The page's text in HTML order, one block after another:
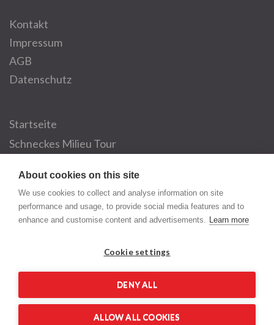
Kontakt
Impressum
AGB
Datenschutz
Startseite
Schneckes Milieu Tour
Über Schnecke
Partner
About cookies on this site
We use cookies to collect and analyse information on site
performance and usage, to provide social media features and to
enhance and customise content and advertisements. Learn more
Cookie settings
DENY ALL
ALLOW ALL COOKIES